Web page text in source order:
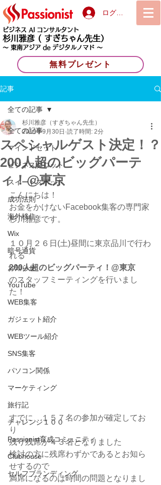
ログイン
ビジネス AI コンサルタント
杉川雅彦 ( すぎちゃん先生）
〜 東南アジア de デジタルノマド 〜
無料プレゼント
記事
全ての記事
マインドセット
ビジネスタロット
スイートスポット
成功法則
海外移住
Wix
暗号通貨
お知らせ
YouTube
WEB集客
ガジェット紹介
WEBツール紹介
SNS集客
パソコン関係
マーケティング
旅行記
チャレンジ１００
Passionist育成コミュニティ
Clubhouse
セルフブランディング
全ての記事
スペシャルゲスト決定！？
200人超のビッグパーテ
ィ！@東京
杉川雅彦（すぎちゃん先生）
2019年9月30日 読了時間: 2分
こんにちは！
お金をかけないFacebook集客の専門家
杉川雅彦です。
１０月２６日(土)昼間に東京品川で行わ
れる
200人超のビッグパーティ！@東京
のスタッフミーティングを行いまし
た！
すでに、１５７名の参加が確定してお
り
残り残席が４３名となりました
検討の方に残席わずかであるとお知ら
せするので
満席になるのは時間の問題となりまし